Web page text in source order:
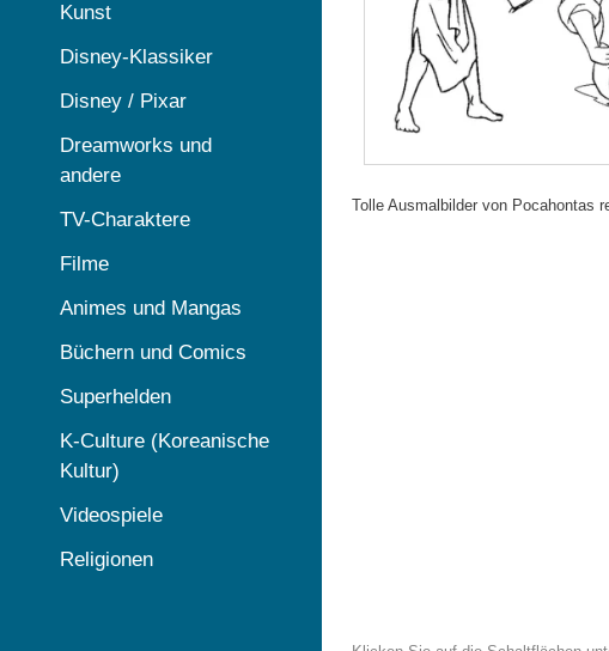
Tolle Ausmalbilder von Pocahontas
Kunst
Disney-Klassiker
Disney / Pixar
Dreamworks und
andere
TV-Charaktere
Filme
Animes und Mangas
Büchern und Comics
Superhelden
K-Culture (Koreanische
Kultur)
Videospiele
Religionen